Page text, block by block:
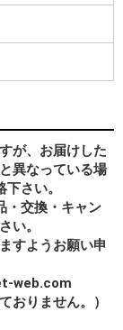
が、お届けした
異なっている場
さい。
・交換・キャン
い。
すようお願い申
web.com
おりません。）